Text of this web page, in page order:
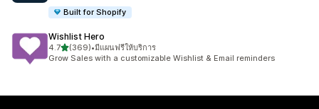
Built for Shopify
Wishlist Hero
4.7เต็ม 5 ดาว
(369)
ทั้งหมด 369 รีวิว
•มีแผนฟรีให้บริการ
Grow Sales with a customizable Wishlist & Email reminders